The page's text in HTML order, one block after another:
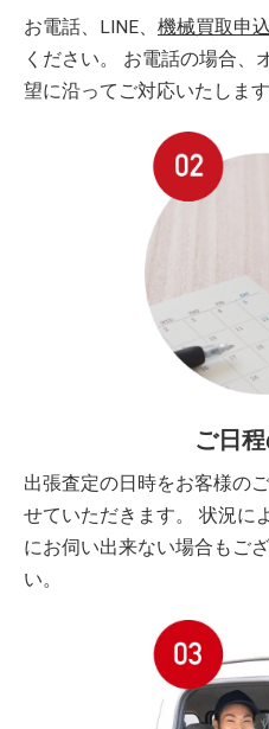
お電話、LINE、 機械買取申込
ください。 お電話の場合、
望に沿ってご対応いたします
ご日
出張査定の日時をお客様の
せていただきます。 状況に
にお伺い出来ない場合もご
い。